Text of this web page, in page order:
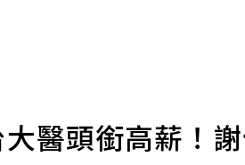
醫頭銜高薪！